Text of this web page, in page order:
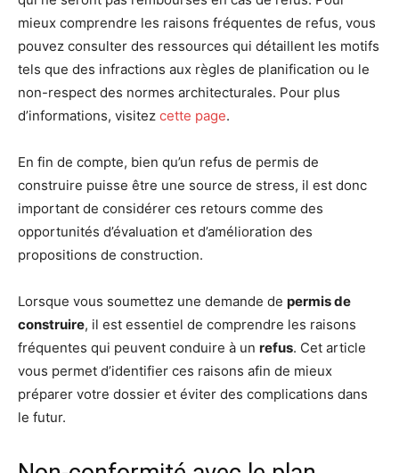
mieux comprendre les raisons fréquentes de refus, vous
pouvez consulter des ressources qui détaillent les motifs
tels que des infractions aux règles de planification ou le
non-respect des normes architecturales. Pour plus
d’informations, visitez cette page.
En fin de compte, bien qu’un refus de permis de
construire puisse être une source de stress, il est donc
important de considérer ces retours comme des
opportunités d’évaluation et d’amélioration des
propositions de construction.
Lorsque vous soumettez une demande de permis de
construire, il est essentiel de comprendre les raisons
fréquentes qui peuvent conduire à un refus. Cet article
vous permet d’identifier ces raisons afin de mieux
préparer votre dossier et éviter des complications dans
le futur.